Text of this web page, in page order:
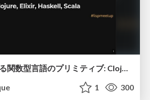
純LISPから考える関数型言語のプリミティブ: Clojure, Elixir, Haskell, Scala
1 300